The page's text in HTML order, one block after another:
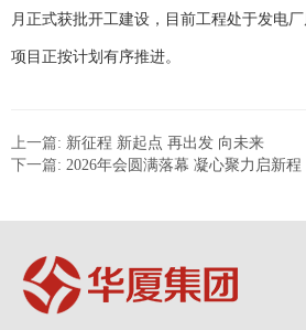
月正式获批开工建设，目前工程处于发电
项目正按计划有序推进。
上一篇: 新征程 新起点 再出发 向未来
下一篇: 2026年会圆满落幕 凝心聚力启新程